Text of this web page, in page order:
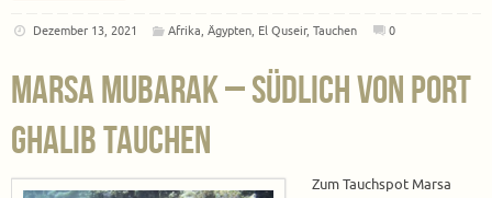
Dezember 13, 2021 Afrika,Ägypten, El Quseir,Tauchen 0
Marsa Mubarak – Südlich von Port
Ghalib tauchen
Zum Tauchspot Marsa